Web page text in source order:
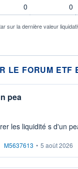
0 0
sur la dernière valeur
LE FORUM ETF
pea
les liquidité s d'un
M5637613 • 5 août 2026